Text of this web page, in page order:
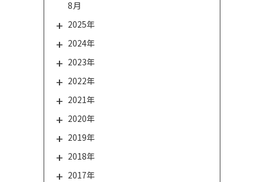
8月
2025年
2024年
2023年
2022年
2021年
2020年
2019年
2018年
2017年